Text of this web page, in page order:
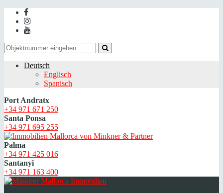
Deutsch
Englisch
Spanisch
Port Andratx
+34 971 671 250
Santa Ponsa
+34 971 695 255
Palma
+34 971 425 016
Santanyi
+34 971 163 400